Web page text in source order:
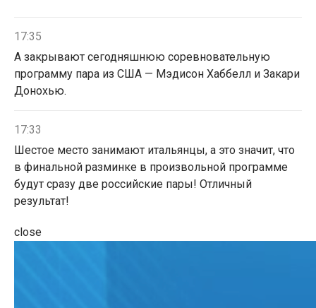
17:35
А закрывают сегодняшнюю соревновательную
программу пара из США — Мэдисон Хаббелл и Закари
Донохью.
17:33
Шестое место занимают итальянцы, а это значит, что
в финальной разминке в произвольной программе
будут сразу две российские пары! Отличный
результат!
close